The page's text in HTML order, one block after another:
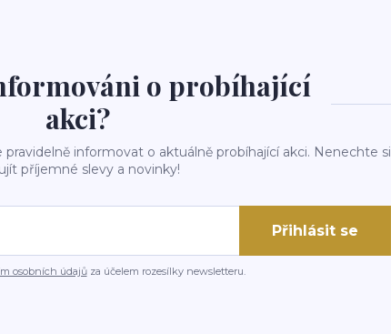
o probíhající
akci?
informovat o aktuálně probíhající akci. Nenechte si
příjemné slevy a novinky!
Přihlásit se
osobních údajůza účelem rozesílky newsletteru.